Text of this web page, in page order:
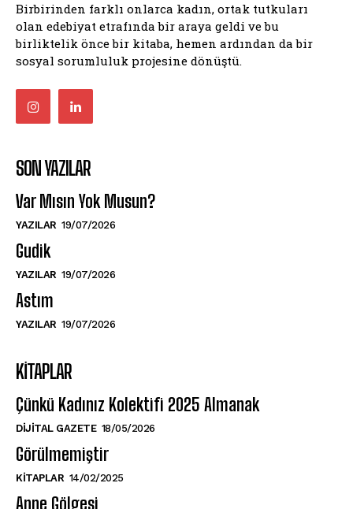
Birbirinden farklı onlarca kadın, ortak tutkuları
olan edebiyat etrafında bir araya geldi ve bu
birliktelik önce bir kitaba, hemen ardından da bir
sosyal sorumluluk projesine dönüştü.
SON YAZILAR
Var Mısın Yok Musun?
YAZILAR 19/07/2026
Gudik
YAZILAR 19/07/2026
Astım
YAZILAR 19/07/2026
KITAPLAR
Çünkü Kadınız Kolektifi 2025 Almanak
DIJITAL GAZETE 18/05/2026
Görülmemiştir
KITAPLAR 14/02/2025
Anne Gölgesi